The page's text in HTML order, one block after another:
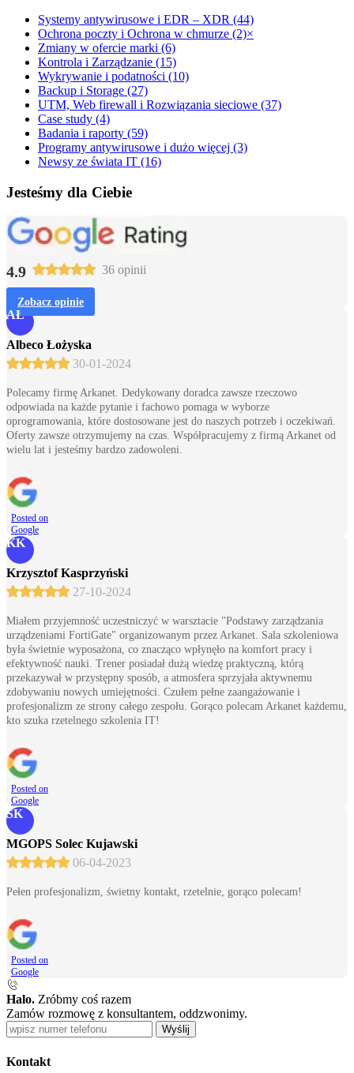
Systemy antywirusowe i EDR – XDR (44)
Ochrona poczty i Ochrona w chmurze (2)×
Zmiany w ofercie marki (6)
Kontrola i Zarządzanie (15)
Wykrywanie i podatności (10)
Backup i Storage (27)
UTM, Web firewall i Rozwiązania sieciowe (37)
Case study (4)
Badania i raporty (59)
Programy antywirusowe i dużo więcej (3)
Newsy ze świata IT (16)
Jesteśmy dla Ciebie
4.9 36 opinii
Zobacz opinie
AŁ
Albeco Łożyska
30-01-2024
Polecamy firmę Arkanet. Dedykowany doradca zawsze rzeczowo
odpowiada na każde pytanie i fachowo pomaga w wyborze
oprogramowania, które dostosowane jest do naszych potrzeb i oczekiwań.
Oferty zawsze otrzymujemy na czas. Współpracujemy z firmą Arkanet od
wielu lat i jesteśmy bardzo zadowoleni.
Posted on
Google
KK
Krzysztof Kasprzyński
27-10-2024
Miałem przyjemność uczestniczyć w warsztacie "Podstawy zarządzania
urządzeniami FortiGate" organizowanym przez Arkanet. Sala szkoleniowa
była świetnie wyposażona, co znacząco wpłynęło na komfort pracy i
efektywność nauki. Trener posiadał dużą wiedzę praktyczną, którą
przekazywał w przystępny sposób, a atmosfera sprzyjała aktywnemu
zdobywaniu nowych umiejętności. Czułem pełne zaangażowanie i
profesjonalizm ze strony całego zespołu. Gorąco polecam Arkanet każdemu,
kto szuka rzetelnego szkolenia IT!
Posted on
Google
SK
MGOPS Solec Kujawski
06-04-2023
Pełen profesjonalizm, świetny kontakt, rzetelnie, gorąco polecam!
Posted on
Google
Halo. Zróbmy coś razem
Zamów rozmowę z konsultantem, oddzwonimy.
Wyślij
Kontakt